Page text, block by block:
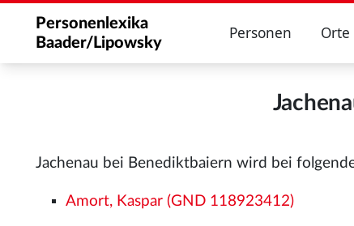
Personenlexika
Baader/Lipowsky
Personen Orte
Jachenau bei Benediktbaiern wird bei
Amort, Kaspar (GND 118923412)